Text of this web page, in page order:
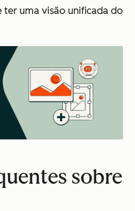
ter uma visão unificada do
sobre